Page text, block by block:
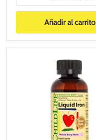
Añadir al carrito